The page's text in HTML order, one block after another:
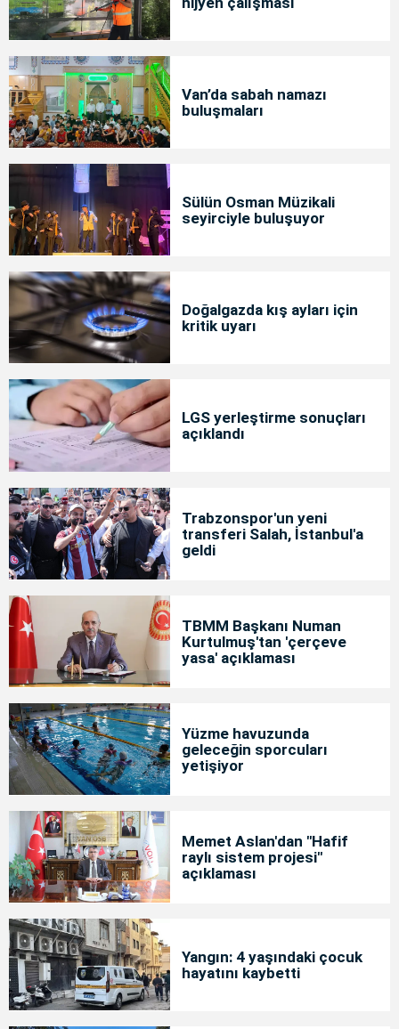
Van’da sabah namazı
buluşmaları
Sülün Osman Müzikali
seyirciyle buluşuyor
Doğalgazda kış ayları için
kritik uyarı
LGS yerleştirme sonuçları
açıklandı
Trabzonspor'un yeni
transferi Salah, İstanbul'a
geldi
TBMM Başkanı Numan
Kurtulmuş'tan 'çerçeve
yasa' açıklaması
Yüzme havuzunda
geleceğin sporcuları
yetişiyor
Memet Aslan'dan "Hafif
raylı sistem projesi"
açıklaması
Yangın: 4 yaşındaki çocuk
hayatını kaybetti